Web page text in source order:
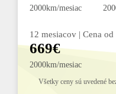
2000km/mesiac
12 mesiacov | Cena od
669€
2000km/mesiac
Všetky ceny sú uvedené